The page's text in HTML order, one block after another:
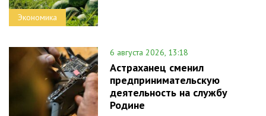
Экономика
6 августа 2026, 13:18
Астраханец сменил
предпринимательскую
деятельность на службу
Родине